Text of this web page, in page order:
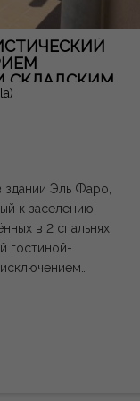
СКЛАДСКИМ
здании Эль Фаро,
к заселению.
в 2 спальнях,
гостиной-
с самой
зоны отдыха
кладовка, что
для отдыха,